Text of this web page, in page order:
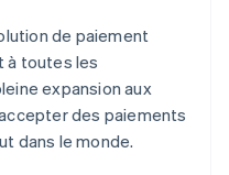
de paiement
à toutes les
expansion aux
des paiements
dans le monde.